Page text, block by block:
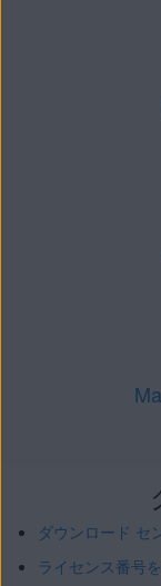
ダウンロード セ
ライセンス番号